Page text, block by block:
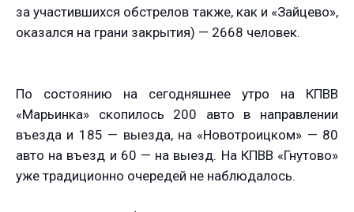
за участившихся обстрелов также, как и «Зайцево»,
оказался на грани закрытия) — 2668 человек.
По состоянию на сегодняшнее утро на КПВВ
«Марьинка» скопилось 200 авто в направлении
въезда и 185 — выезда, на «Новотроицком» — 80
авто на въезд и 60 — на выезд. На КПВВ «Гнутово»
уже традиционно очередей не наблюдалось.